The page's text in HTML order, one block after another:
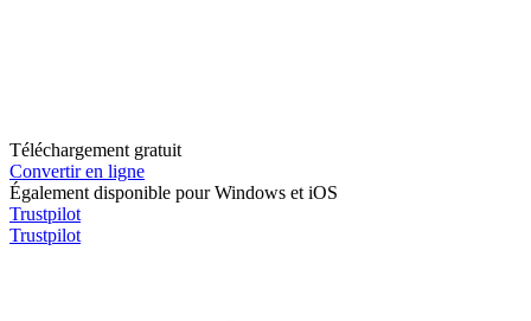
Téléchargement gratuit
Convertir en ligne
Également disponible pour Windows et iOS
Trustpilot
Trustpilot